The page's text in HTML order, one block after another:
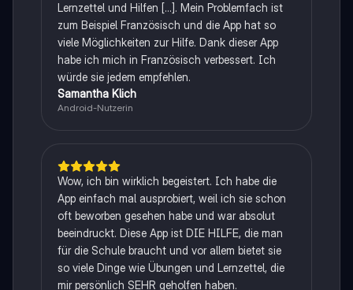
Lernzettel und Hilfen [...]. Mein Problemfach ist
zum Beispiel Französisch und die App hat so
viele Möglichkeiten zur Hilfe. Dank dieser App
habe ich mich in Französisch verbessert. Ich
würde sie jedem empfehlen.
Samantha Klich
Android-Nutzerin
Wow, ich bin wirklich begeistert. Ich habe die
App einfach mal ausprobiert, weil ich sie schon
oft beworben gesehen habe und war absolut
beeindruckt. Diese App ist DIE HILFE, die man
für die Schule braucht und vor allem bietet sie
so viele Dinge wie Übungen und Lernzettel, die
mir persönlich SEHR geholfen haben.